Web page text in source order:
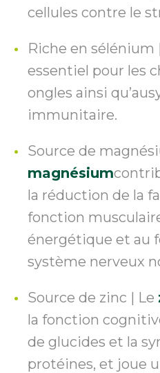
cellules contre le
Riche en sélénium
essentiel pour les
ongles ainsi
immunitaire.
Source de
magnésium
la réduction de la
fonction
énergétique et au
système nerveux
Source de zinc | Le
la fonction
de glucides et la
protéines, et joue